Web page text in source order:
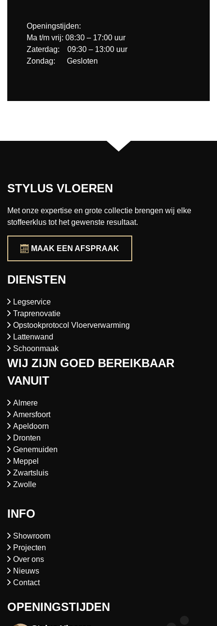
Openingstijden:
Ma t/m vrij: 08:30 – 17:00 uur
Zaterdag: 09:30 – 13:00 uur
Zondag: Gesloten
STYLUS VLOEREN
Met onze expertise en grote collectie brengen wij elke
stoffeerklus tot het gewenste resultaat.
MAAK EEN AFSPRAAK
DIENSTEN
Legservice
Traprenovatie
Opstookprotocol Vloerverwarming
Lattenwand
Schoonmaak
WIJ ZIJN GOED BEREIKBAAR
VANUIT
Almere
Amersfoort
Apeldoorn
Dronten
Genemuiden
Meppel
Zwartsluis
Zwolle
INFO
Showroom
Projecten
Over ons
Nieuws
Contact
OPENINGSTIJDEN